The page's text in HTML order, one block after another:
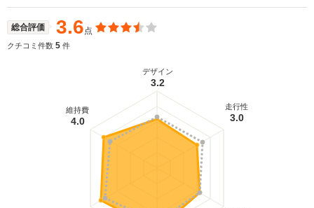
総合評価 3.6点
クチコミ件数 5 件
デザイン
3.2
走行性
3.0
維持費
4.0